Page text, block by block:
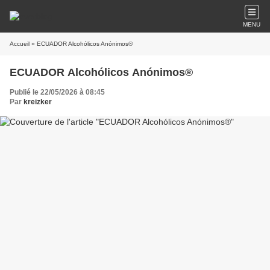
MENU
Accueil » ECUADOR Alcohólicos Anónimos®
ECUADOR Alcohólicos Anónimos®
Publié le 22/05/2026 à 08:45
Par kreizker